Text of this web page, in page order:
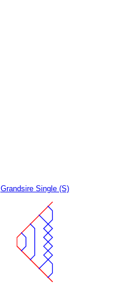
Grandsire Single (S)